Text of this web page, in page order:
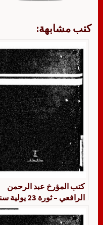
كتب مشابهة:
كتب المؤرخ عبد الرحمن
الرافعي – ثورة 23
1952 تاريخنا القومى فى
سنوات 1952 – 1959